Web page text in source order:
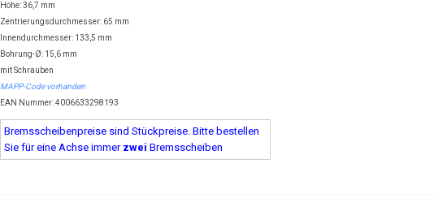
Höhe: 36,7 mm
Zentrierungsdurchmesser: 65 mm
Innendurchmesser: 133,5 mm
Bohrung-Ø: 15,6 mm
mit Schrauben
MAPP-Code vorhanden
EAN Nummer: 4006633298193
Bremsscheibenpreise sind Stückpreise. Bitte bestellen
Sie für eine Achse immer zwei Bremsscheiben